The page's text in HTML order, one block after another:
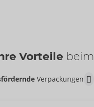
Vorteile
Verpackungen